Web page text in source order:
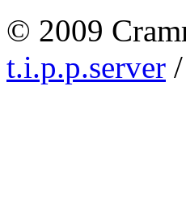
© 2009
t.i.p.p.server